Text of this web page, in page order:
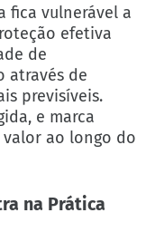
fica vulnerável a
efetiva
de
através de
previsíveis.
e marca
ao longo do
na Prática